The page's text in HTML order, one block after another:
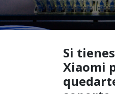
Si
Xiaomi